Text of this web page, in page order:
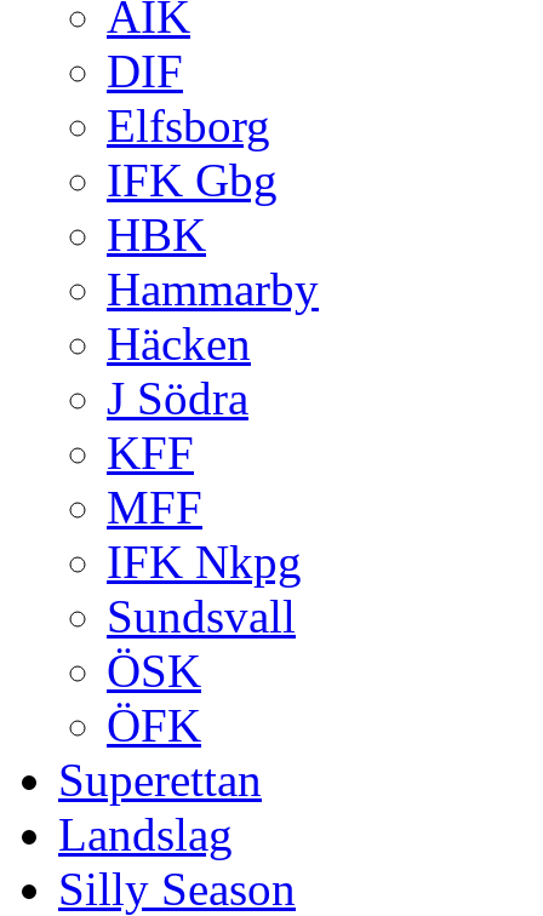
AIK
DIF
Elfsborg
IFK Gbg
HBK
Hammarby
Häcken
J Södra
KFF
MFF
IFK Nkpg
Sundsvall
ÖSK
ÖFK
Superettan
Landslag
Silly Season